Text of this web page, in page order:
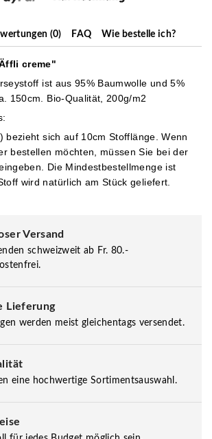
(0) FAQ Wie bestelle ich?
creme"
ist aus 95% Baumwolle und 5%
150cm. Bio-Qualität, 200g/m2
bezieht sich auf 10cm Stofflänge. Wenn
bestellen möchten, müssen Sie bei der
Die Mindestbestellmenge ist
wird natürlich am Stück geliefert.
Versand
schweizweit ab Fr. 80.-
Lieferung
werden meist gleichentags versendet.
eine hochwertige Sortimentsauswahl.